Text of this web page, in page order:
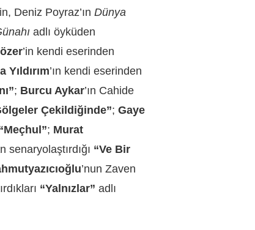
Deniz Poyraz’ın Dünya
adlı öyküden
’in kendi eserinden
Yıldırım’ın kendi eserinden
”; Burcu Aykar’ın Cahide
Çekildiğinde”; Gaye
; Murat
senaryolaştırdığı “Ve Bir
’nun Zaven
“Yalnızlar” adlı